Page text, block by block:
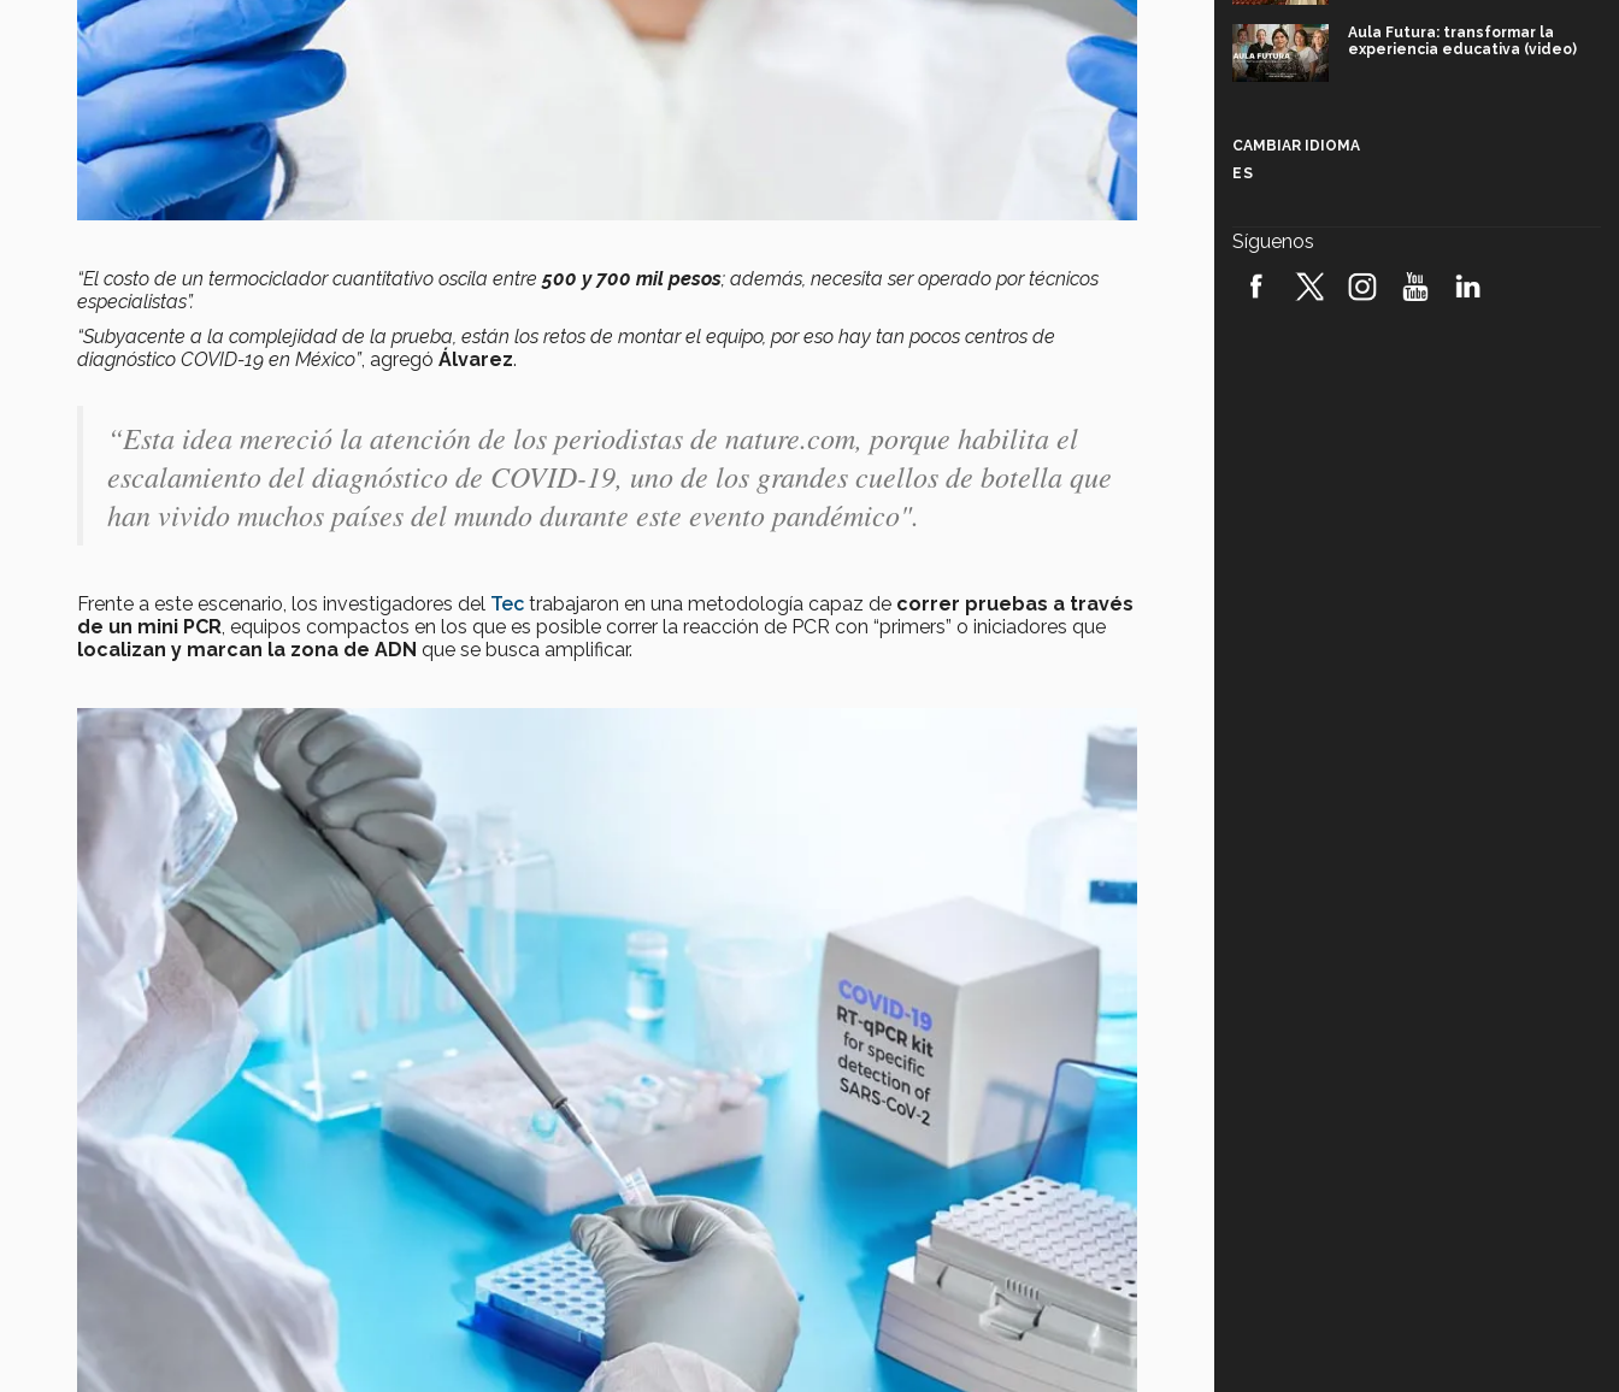
“El costo de un termociclador cuantitativo oscila entre 500 y 700 mil pesos; además, necesita ser operado por técnicos
especialistas”.
“Subyacente a la complejidad de la prueba, están los retos de montar el equipo, por eso hay tan pocos centros de
diagnóstico COVID-19 en México”, agregó Álvarez.
“Esta idea mereció la atención de los periodistas de nature.com, porque habilita el
escalamiento del diagnóstico de COVID-19, uno de los grandes cuellos de botella que
han vivido muchos países del mundo durante este evento pandémico".
Frente a este escenario, los investigadores del Tec trabajaron en una metodología capaz de correr pruebas a través
de un mini PCR , equipos compactos en los que es posible correr la reacción de PCR con “primers” o iniciadores que
localizan y marcan la zona de ADN que se busca amplificar.
Aula Futura: transformar la
experiencia educativa (video)
robótica FIRST 2026! (video)
CAMBIAR IDIOMA
ES
Síguenos